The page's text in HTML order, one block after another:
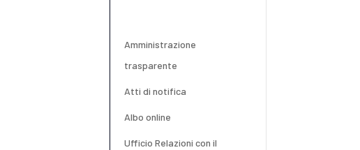
Amministrazione
trasparente
Atti di notifica
Albo online
Ufficio Relazioni con il